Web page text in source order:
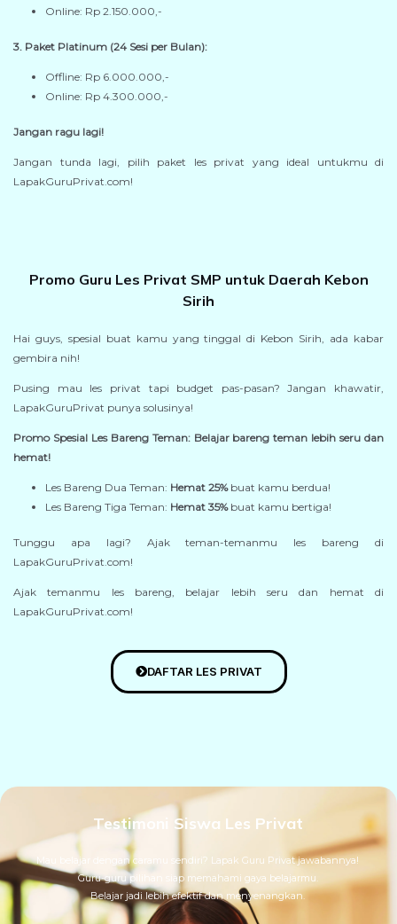
Online: Rp 2.150.000,-
3. Paket Platinum (24 Sesi per Bulan):
Offline: Rp 6.000.000,-
Online: Rp 4.300.000,-
Jangan ragu lagi!
Jangan tunda lagi, pilih paket les privat yang ideal untukmu di
LapakGuruPrivat.com!
Promo Guru Les Privat SMP untuk Daerah Kebon
Sirih
Hai guys, spesial buat kamu yang tinggal di Kebon Sirih, ada kabar
gembira nih!
Pusing mau les privat tapi budget pas-pasan? Jangan khawatir,
LapakGuruPrivat punya solusinya!
Promo Spesial Les Bareng Teman: Belajar bareng teman lebih seru dan
hemat!
Les Bareng Dua Teman: Hemat 25%buat kamu berdua!
Les Bareng Tiga Teman: Hemat 35%buat kamu bertiga!
Tunggu apa lagi? Ajak teman-temanmu les bareng di
LapakGuruPrivat.com!
Ajak temanmu les bareng, belajar lebih seru dan hemat di
LapakGuruPrivat.com!
DAFTAR LES PRIVAT
Testimoni Siswa Les Privat
Mau belajar dengan caramu sendiri? Lapak Guru Privat jawabannya!
Guru-guru pilihan siap memahami gaya belajarmu.
Belajar jadi lebih efektif dan menyenangkan.